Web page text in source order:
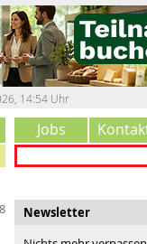
14:54 Uhr
Jobs
Newsletter